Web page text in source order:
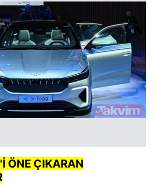
olarak kullanılan çerezlerle ilgili bilgi
tıklayınız.
ÖNE ÇIKARAN